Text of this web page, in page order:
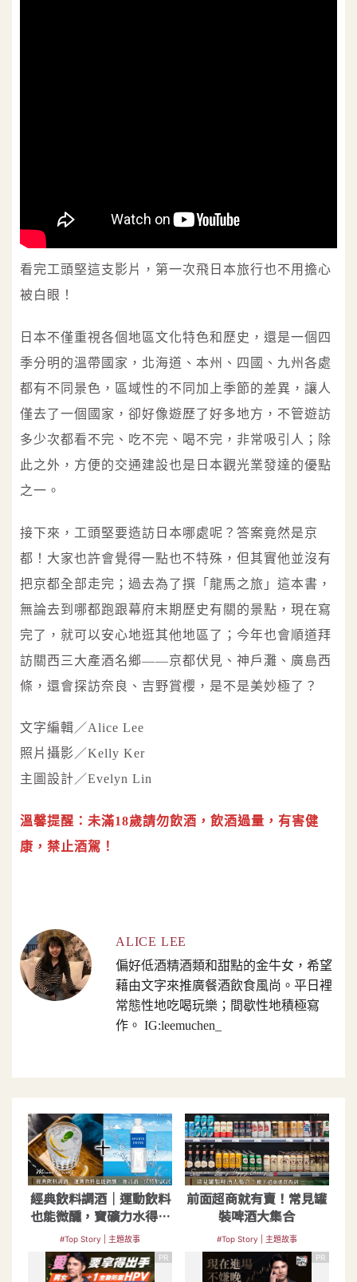
看完工頭堅這支影片，第一次飛日本旅行也不用擔心
被白眼！
日本不僅重視各個地區文化特色和歷史，還是一個四
季分明的溫帶國家，北海道、本州、四國、九州各處
都有不同景色，區域性的不同加上季節的差異，讓人
僅去了一個國家，卻好像遊歷了好多地方，不管遊訪
多少次都看不完、吃不完、喝不完，非常吸引人；除
此之外，方便的交通建設也是日本觀光業發達的優點
之一。
接下來，工頭堅要造訪日本哪處呢？答案竟然是京
都！大家也許會覺得一點也不特殊，但其實他並沒有
把京都全部走完；過去為了撰「龍馬之旅」這本書，
無論去到哪都跑跟幕府末期歷史有關的景點，現在寫
完了，就可以安心地逛其他地區了；今年也會順道拜
訪關西三大產酒名鄉——京都伏見、神戶灘、廣島西
條，還會探訪奈良、吉野賞櫻，是不是美妙極了？
文字編輯／Alice Lee
照片攝影／Kelly Ker
主圖設計／Evelyn Lin
溫馨提醒：未滿18歲請勿飲酒，飲酒過量，有害健
康，禁止酒駕！
ALICE LEE
偏好低酒精酒類和甜點的金牛女，希望
藉由文字來推廣餐酒飲食風尚。平日裡
常態性地吃喝玩樂；間歇性地積極寫
作。 IG:leemuchen_
經典飲料調酒｜運動飲料
也能微醺，寶礦力水得、
舒跑調酒
#Top Story | 主題故事
前面超商就有賣！常見罐
裝啤酒大集合
#Top Story | 主題故事
PR
PR